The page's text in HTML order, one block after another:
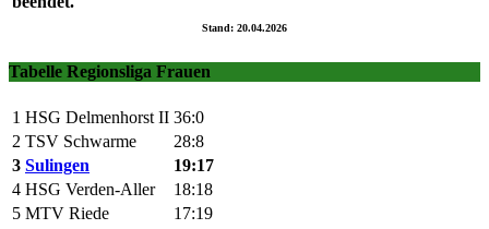
Stand: 20.04.2026
Tabelle Regionsliga Frauen
1 HSG Delmenhorst II 36:0
2 TSV Schwarme
28:8
3 Sulingen
19:17
4 HSG Verden-Aller
18:18
5 MTV Riede 17:19